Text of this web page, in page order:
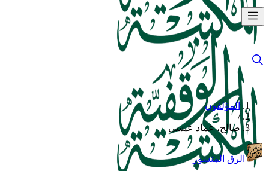
المؤلفون
/
صالح، عماد عيسى
الرق المنشور